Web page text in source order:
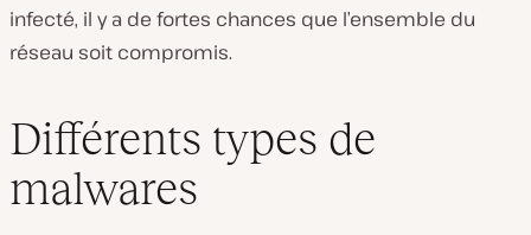
infecté, il y a de fortes chances que l’ensemble du
réseau soit compromis.
Différents types de
malwares